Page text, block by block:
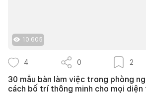
10.605
4 0 2
30 mẫu bàn làm việc trong phòng
cách bố trí thông minh cho mọi diện